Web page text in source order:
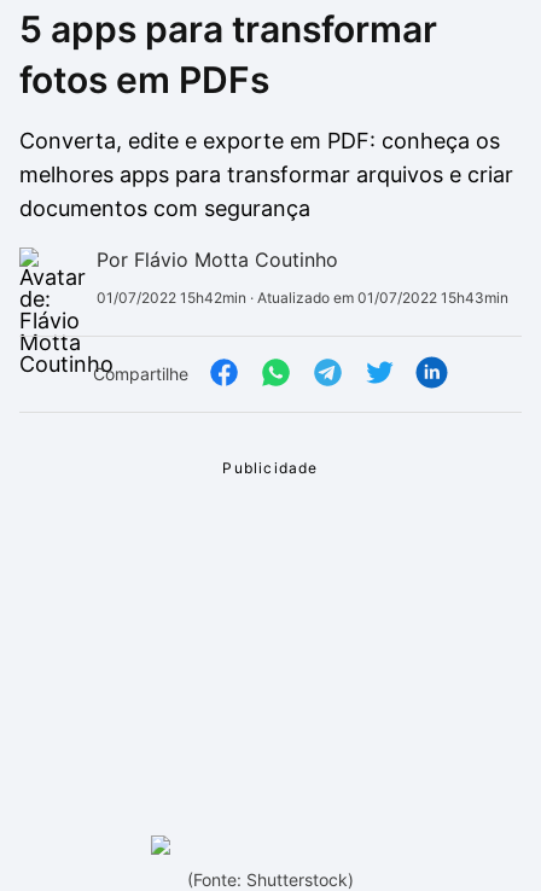
Drivers
Outros
5 apps para transformar
fotos em PDFs
Converta, edite e exporte em PDF: conheça os
melhores apps para transformar arquivos e criar
documentos com segurança
Por Flávio Motta Coutinho
01/07/2022 15h42min · Atualizado em 01/07/2022 15h43min
Compartilhe
(Fonte: Shutterstock)